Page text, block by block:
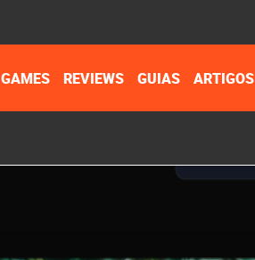
GAMES REVIEWS GUIAS ARTIGOS